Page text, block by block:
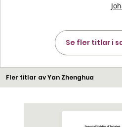
Se fler titlar i
Fler titlar av Yan Zhenghua